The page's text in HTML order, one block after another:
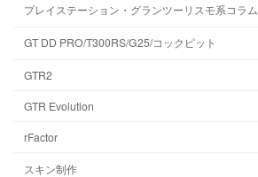
プレイステーション・グランツーリスモ系コラム
GT DD PRO/T300RS/G25/コックピット
GTR2
GTR Evolution
rFactor
スキン制作